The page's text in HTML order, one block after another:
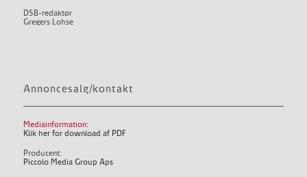
DSB-redaktør
Gregers Lohse
Annoncesalg/kontakt
Mediainformation:
Klik her for download af PDF
Producent:
Piccolo Media Group Aps